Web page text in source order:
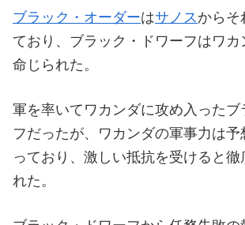
ブラック・オーダーはサノス からそ
ており、ブラック・ドワーフはワカ
命じられた。
軍を率いてワカンダに攻め入ったブ
フだったが、ワカンダの軍事力は予
っており、激しい抵抗を受けると徹
れた。